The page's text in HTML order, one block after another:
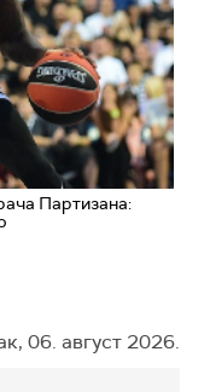
Партизана:
06. август 2026.